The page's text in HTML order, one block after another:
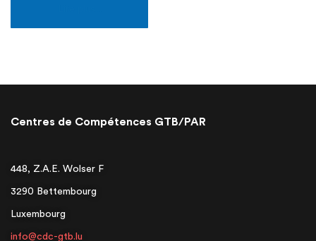
Centres de Compétences GTB/PAR
448, Z.A.E. Wolser F
3290 Bettembourg
Luxembourg
info@cdc-gtb.lu